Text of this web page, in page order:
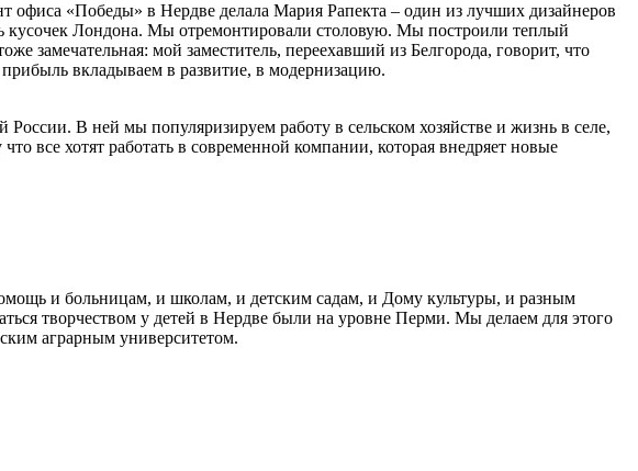
офиса «Победы» в Нердве делала Мария Рапекта – один из лучших дизайнеров
кусочек Лондона. Мы отремонтировали столовую. Мы построили теплый
замечательная: мой заместитель, переехавший из Белгорода, говорит, что
вкладываем в развитие, в модернизацию.
В ней мы популяризируем работу в сельском хозяйстве и жизнь в селе,
все хотят работать в современной компании, которая внедряет новые
и больницам, и школам, и детским садам, и Дому культуры, и разным
творчеством у детей в Нердве были на уровне Перми. Мы делаем для этого
аграрным университетом.